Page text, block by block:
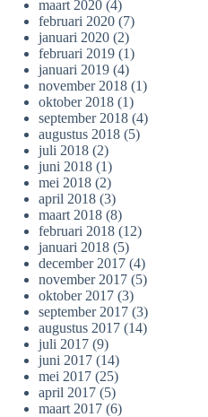
maart 2020 (4)
februari 2020 (7)
januari 2020 (2)
februari 2019 (1)
januari 2019 (4)
november 2018 (1)
oktober 2018 (1)
september 2018 (4)
augustus 2018 (5)
juli 2018 (2)
juni 2018 (1)
mei 2018 (2)
april 2018 (3)
maart 2018 (8)
februari 2018 (12)
januari 2018 (5)
december 2017 (4)
november 2017 (5)
oktober 2017 (3)
september 2017 (3)
augustus 2017 (14)
juli 2017 (9)
juni 2017 (14)
mei 2017 (25)
april 2017 (5)
maart 2017 (6)